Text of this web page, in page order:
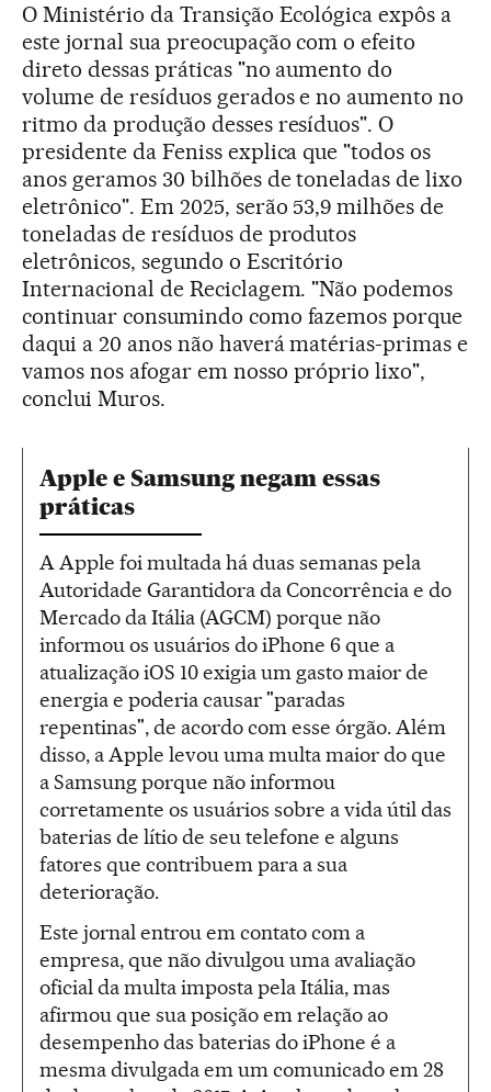
O Ministério da Transição Ecológica expôs a
este jornal sua preocupação com o efeito
direto dessas práticas "no aumento do
volume de resíduos gerados e no aumento no
ritmo da produção desses resíduos". O
presidente da Feniss explica que "todos os
anos geramos 30 bilhões de toneladas de lixo
eletrônico". Em 2025, serão 53,9 milhões de
toneladas de resíduos de produtos
eletrônicos, segundo o Escritório
Internacional de Reciclagem. "Não podemos
continuar consumindo como fazemos porque
daqui a 20 anos não haverá matérias-primas e
vamos nos afogar em nosso próprio lixo",
conclui Muros.
Apple e Samsung negam essas
práticas
A Apple foi multada há duas semanas pela
Autoridade Garantidora da Concorrência e do
Mercado da Itália (AGCM) porque não
informou os usuários do iPhone 6 que a
atualização iOS 10 exigia um gasto maior de
energia e poderia causar "paradas
repentinas", de acordo com esse órgão. Além
disso, a Apple levou uma multa maior do que
a Samsung porque não informou
corretamente os usuários sobre a vida útil das
baterias de lítio de seu telefone e alguns
fatores que contribuem para a sua
deterioração.
Este jornal entrou em contato com a
empresa, que não divulgou uma avaliação
oficial da multa imposta pela Itália, mas
afirmou que sua posição em relação ao
desempenho das baterias do iPhone é a
mesma divulgada em um comunicado em 28